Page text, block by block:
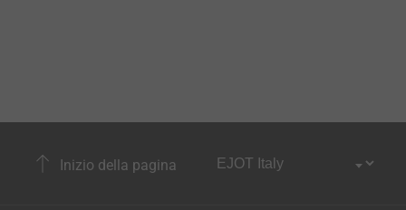
Inizio della pagina